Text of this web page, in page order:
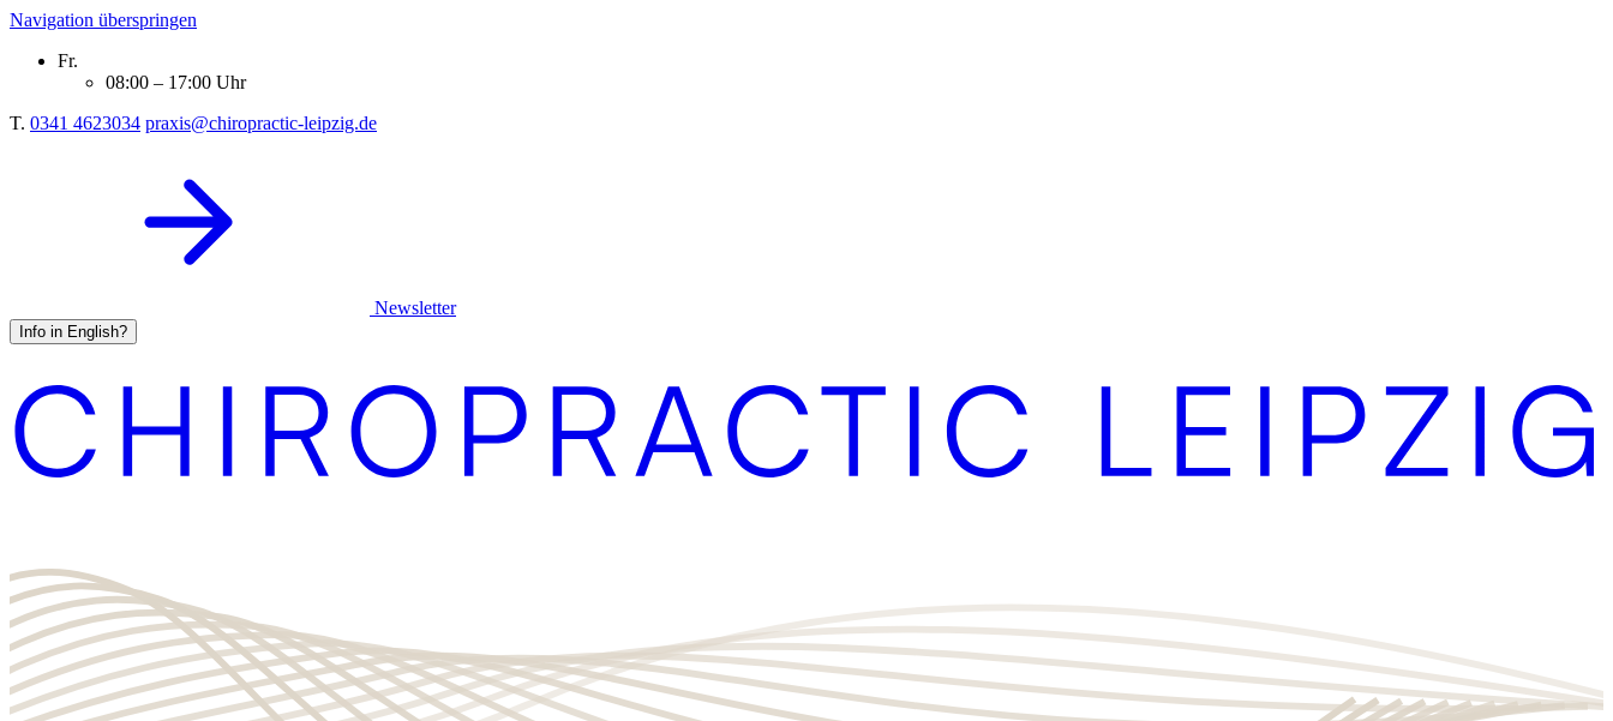
Navigation überspringen
Fr.
08:00 – 17:00 Uhr
T. 0341 4623034 praxis@chiropractic-leipzig.de
Newsletter
Info in English?